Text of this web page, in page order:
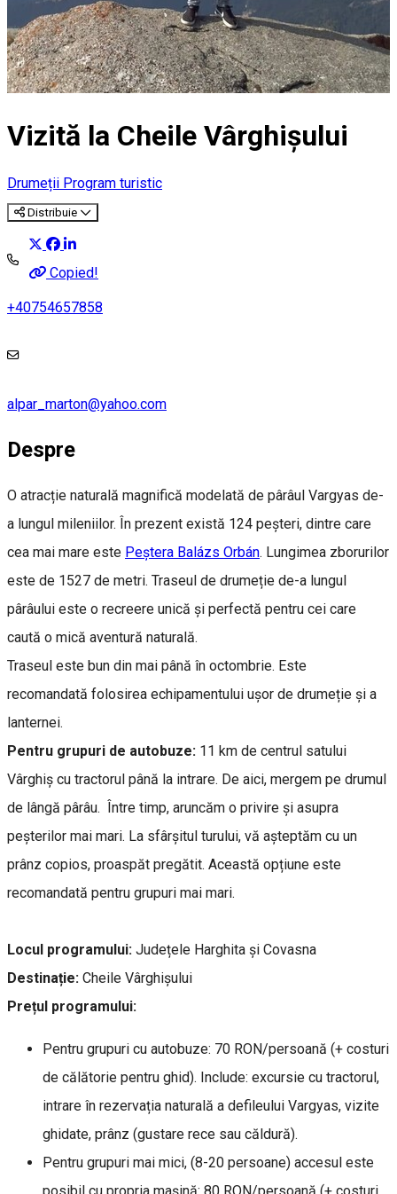
Vizită la Cheile Vârghișului
Drumeții Program turistic
Distribuie
Copied!
+40754657858
alpar_marton@yahoo.com
Despre
O atracție naturală magnifică modelată de pârâul Vargyas de-
a lungul mileniilor. În prezent există 124 peșteri, dintre care
cea mai mare este Peștera Balázs Orbán. Lungimea zborurilor
este de 1527 de metri. Traseul de drumeție de-a lungul
pârâului este o recreere unică și perfectă pentru cei care
caută o mică aventură naturală.
Traseul este bun din mai până în octombrie. Este
recomandată folosirea echipamentului ușor de drumeție și a
lanternei.
Pentru grupuri de autobuze: 11 km de centrul satului
Vârghiș cu tractorul până la intrare. De aici, mergem pe drumul
de lângă pârâu. Între timp, aruncăm o privire și asupra
peșterilor mai mari. La sfârșitul turului, vă așteptăm cu un
prânz copios, proaspăt pregătit. Această opțiune este
recomandată pentru grupuri mai mari.
Locul programului: Județele Harghita și Covasna
Destinație: Cheile Vârghișului
Prețul programului:
Pentru grupuri cu autobuze: 70 RON/persoană (+ costuri
de călătorie pentru ghid). Include: excursie cu tractorul,
intrare în rezervația naturală a defileului Vargyas, vizite
ghidate, prânz (gustare rece sau căldură).
Pentru grupuri mai mici, (8-20 persoane) accesul este